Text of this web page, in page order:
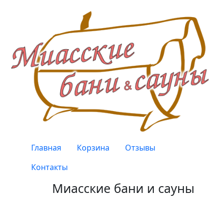
Верхнее меню
Главная Корзина
Отзывы
Контакты
Миасские бани и сауны